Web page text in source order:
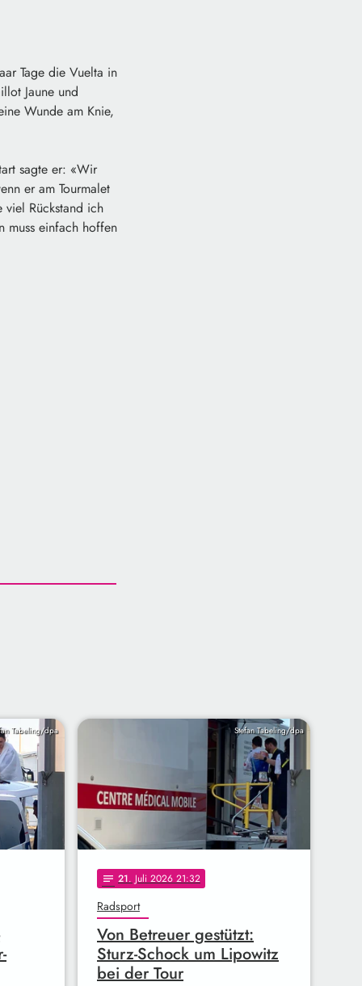
Tage die Vuelta in
Jaune und
Wunde am Knie,
sagte er: «Wir
er am Tourmalet
Rückstand ich
muss einfach hoffen
Tabeling/dpa Stefan Tabeling/dpa
notes 21. Juli 2026 21:32
Radsport
Von Betreuer gestützt:
Sturz-Schock um Lipowitz
bei der Tour